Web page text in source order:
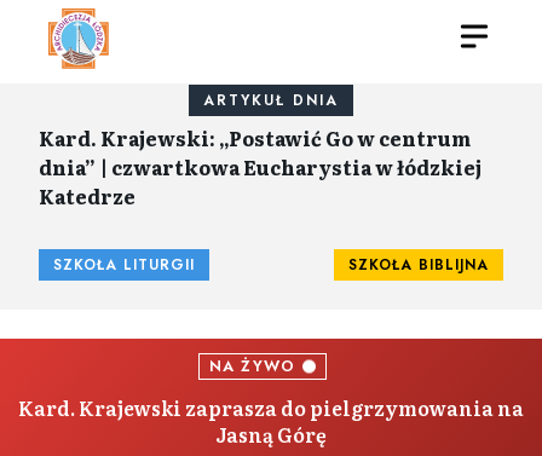
ARTYKUŁ DNIA
Kard. Krajewski: „Postawić Go w centrum
dnia” | czwartkowa Eucharystia w łódzkiej
Katedrze
SZKOŁA LITURGII SZKOŁA BIBLIJNA
NA ŻYWO
Kard. Krajewski zaprasza do pielgrzymowania na
Jasną Górę